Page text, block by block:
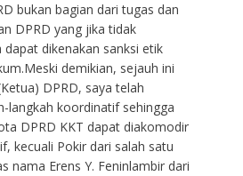
bukan bagian dari tugas dan
DPRD yang jika tidak
dapat dikenakan sanksi etik
demikian, sejauh ini
DPRD, saya telah
langkah koordinatif sehingga
DPRD KKT dapat diakomodir
kecuali Pokir dari salah satu
nama Erens Y. Feninlambir dari